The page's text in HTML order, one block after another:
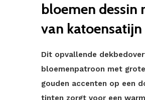
bloemen dessin
van katoensatijn
Dit opvallende
bloemenpatroon met
gouden accenten op een
tinten zorgt voor een